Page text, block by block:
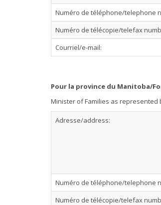
Numéro de téléphone/telephone
Numéro de télécopie/telefax
Courriel/e-mail:
Pour la province du Manitoba/
Minister of Families as represented
Adresse/address:
Numéro de téléphone/telephone
Numéro de télécopie/telefax